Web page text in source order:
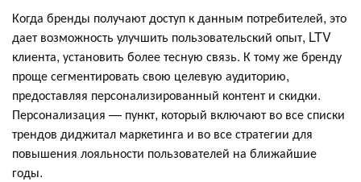
Когда бренды получают доступ к данным потребителей, это
дает возможность улучшить пользовательский опыт, LTV
клиента, установить более тесную связь. К тому же бренду
проще сегментировать свою целевую аудиторию,
предоставляя персонализированный контент и скидки.
Персонализация — пункт, который включают во все списки
трендов диджитал маркетинга и во все стратегии для
повышения лояльности пользователей на ближайшие
годы.